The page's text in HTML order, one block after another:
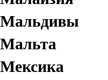
Мальдивы
Мальта
Мексика